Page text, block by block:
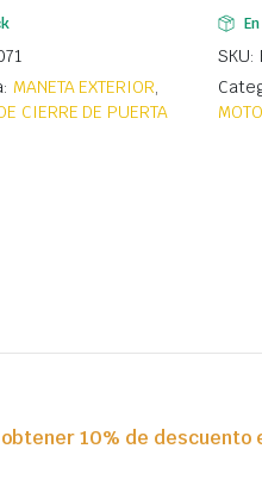
MANETA EXTERIOR,
CIERRE DE PUERTA
SKU:
10% de descuento